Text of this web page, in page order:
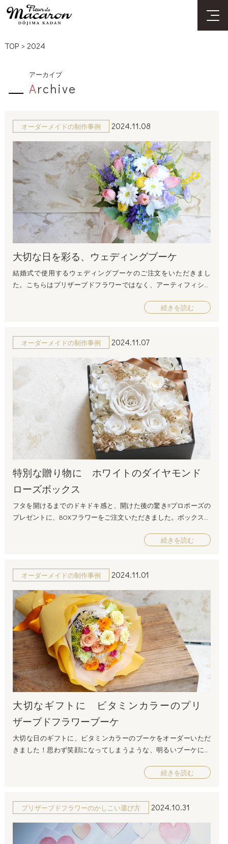
TOP>2024
アーカイブ
Archive
オーダーメイドの制作事例 2024.11.08
大切な日を彩る、ウェディングブーケ
結婚式で使用するウェディングブーケのご注文をいただきまし
た。こちらはプリザーブドフラワーではなく、アーティフィシャ
美しさを表現した造られたお花なので、生花では出せない高い芸
ませ。
続きを読む
オーダーメイドの制作事例 2024.11.07
特別な贈り物に ホワイトのダイヤモンド
ローズボックス
フタを開けるまでのドキドキ感と、開けた後の驚き!!プロポーズの
プレゼントに、BOXフラワーをご注文いただきました。ボックスフ
続きを読む
オーダーメイドの制作事例 2024.11.01
大切なギフトに ビタミンカラーのプリ
ザーブドフラワーブーケ
大切な日のギフトに、ビタミンカラーのブーケをオーダーいただ
きました！思わず笑顔になってしまうような、明るいブーケに仕
続きを読む
プリザーブドフラワーのかしこい選び方 2024.10.31